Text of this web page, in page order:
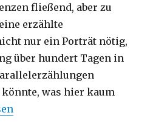
fließend, aber zu
erzählte
nur ein Porträt nötig,
über hundert Tagen in
was hier kaum
Rezension von